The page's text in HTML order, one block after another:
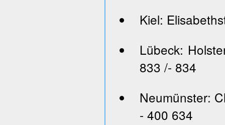
Kiel:
Lübeck:
833 /- 834
Neumünster:
- 400 634